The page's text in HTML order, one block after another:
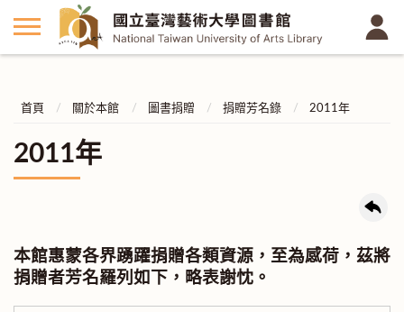
首頁 關於本館 圖書捐贈 捐贈芳名錄 2011年
2011年
本館惠蒙各界踴躍捐贈各類資源，至為感荷，茲將
捐贈者芳名羅列如下，略表謝忱。